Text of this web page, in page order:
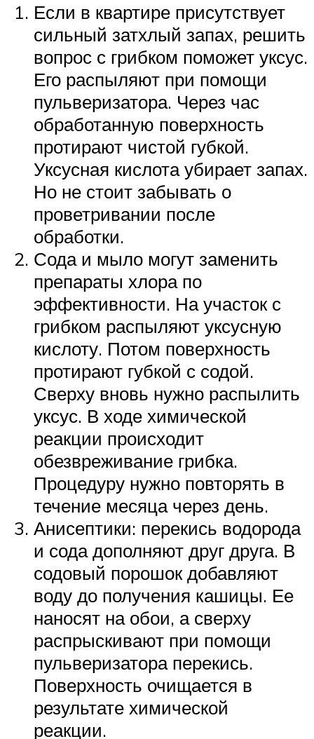
Если в квартире присутствует
сильный затхлый запах, решить
вопрос с грибком поможет уксус.
Его распыляют при помощи
пульверизатора. Через час
обработанную поверхность
протирают чистой губкой.
Уксусная кислота убирает запах.
Но не стоит забывать о
проветривании после
обработки.
Сода и мыло могут заменить
препараты хлора по
эффективности. На участок с
грибком распыляют уксусную
кислоту. Потом поверхность
протирают губкой с содой.
Сверху вновь нужно распылить
уксус. В ходе химической
реакции происходит
обезвреживание грибка.
Процедуру нужно повторять в
течение месяца через день.
Анисептики: перекись водорода
и сода дополняют друг друга. В
содовый порошок добавляют
воду до получения кашицы. Ее
наносят на обои, а сверху
распрыскивают при помощи
пульверизатора перекись.
Поверхность очищается в
результате химической
реакции.